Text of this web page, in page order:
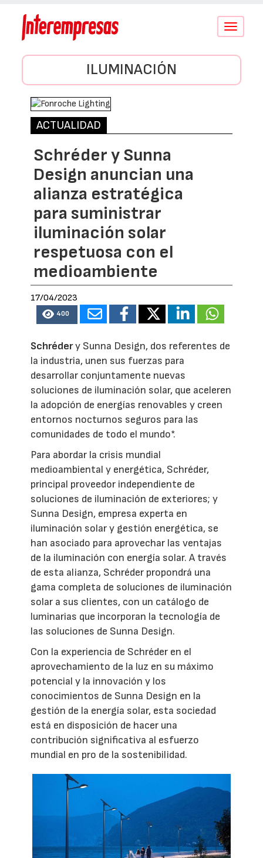
Conmutar
ILUMINACIÓN
ACTUALIDAD
Schréder y Sunna
Design anuncian una
alianza estratégica
para suministrar
iluminación solar
respetuosa con el
medioambiente
17/04/2023
400
Schrédery Sunna Design, dos referentes de
la industria, unen sus fuerzas para
desarrollar conjuntamente nuevas
soluciones de iluminación solar, que aceleren
la adopción de energías renovables y creen
entornos nocturnos seguros para las
comunidades de todo el mundo*.
Para abordar la crisis mundial
medioambiental y energética, Schréder,
principal proveedor independiente de
soluciones de iluminación de exteriores; y
Sunna Design, empresa experta en
iluminación solar y gestión energética, se
han asociado para aprovechar las ventajas
de la iluminación con energía solar. A través
de esta alianza, Schréder propondrá una
gama completa de soluciones de iluminación
solar a sus clientes, con un catálogo de
luminarias que incorporan la tecnología de
las soluciones de Sunna Design.
Con la experiencia de Schréder en el
aprovechamiento de la luz en su máximo
potencial y la innovación y los
conocimientos de Sunna Design en la
gestión de la energía solar, esta sociedad
está en disposición de hacer una
contribución significativa al esfuerzo
mundial en pro de la sostenibilidad.